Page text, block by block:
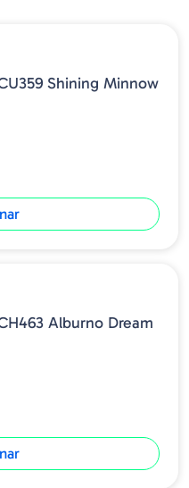
Shining Minnow
Alburno Dream